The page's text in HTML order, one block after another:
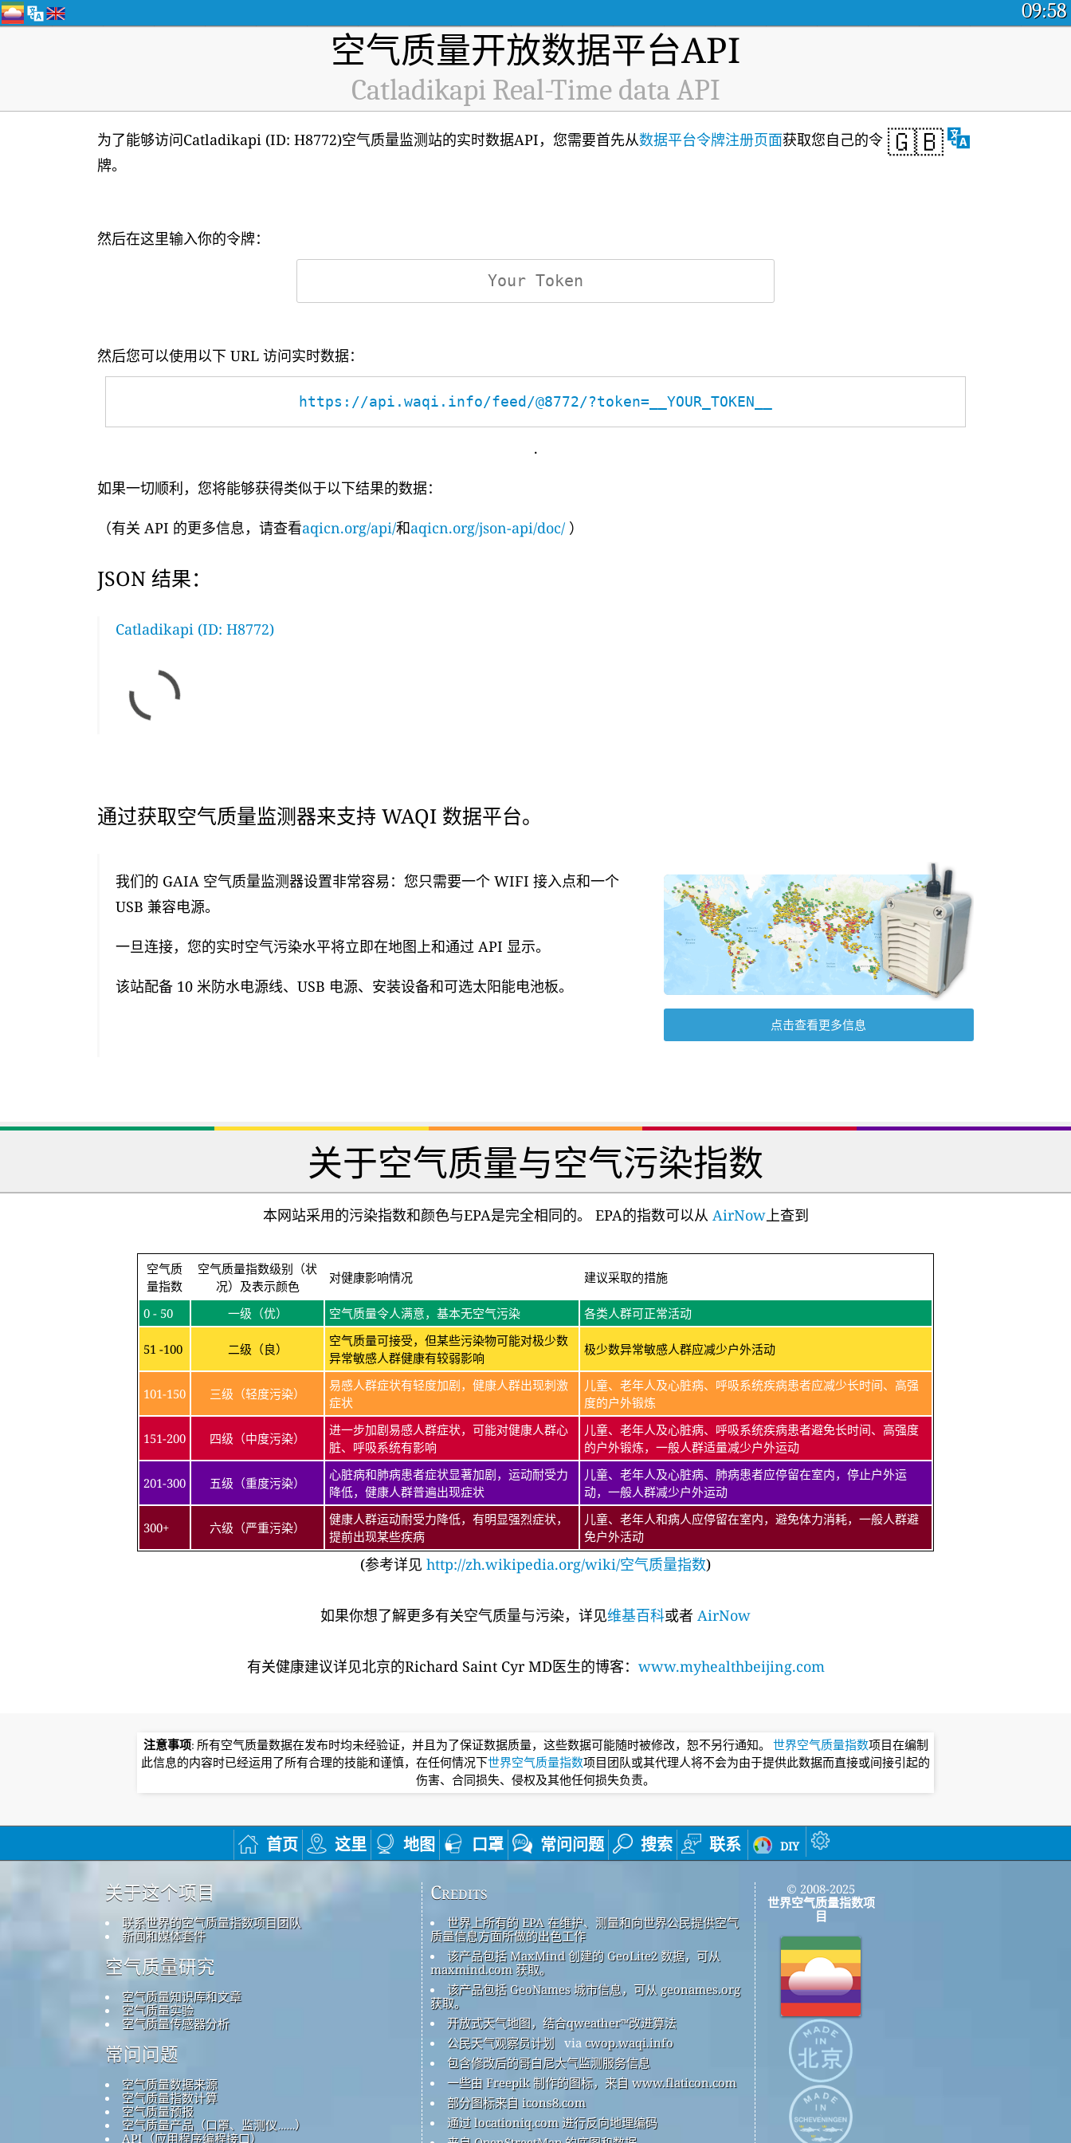
09:58
空气质量开放数据平台API
Catladikapi Real-Time data API
🇬🇧
为了能够访问Catladikapi (ID: H8772)空气质量监测站的实时数据API，您需要首先从数据平台令牌注册页面获取您自己的令
牌。
然后在这里输入你的令牌：
然后您可以使用以下 URL 访问实时数据：
https://api.waqi.info/feed/@8772/?token=__YOUR_TOKEN__
.
如果一切顺利，您将能够获得类似于以下结果的数据：
（有关 API 的更多信息，请查看aqicn.org/api/和aqicn.org/json-api/doc/ ）
JSON 结果：
Catladikapi (ID: H8772)
通过获取空气质量监测器来支持 WAQI 数据平台。
我们的 GAIA 空气质量监测器设置非常容易：您只需要一个 WIFI 接入点和一个
USB 兼容电源。
一旦连接，您的实时空气污染水平将立即在地图上和通过 API 显示。
该站配备 10 米防水电源线、USB 电源、安装设备和可选太阳能电池板。
点击查看更多信息
关于空气质量与空气污染指数
本网站采用的污染指数和颜色与EPA是完全相同的。 EPA的指数可以从 AirNow上查到
空气质
量指数
空气质量指数级别（状
况）及表示颜色
对健康影响情况 建议采取的措施
0 - 50 一级（优） 空气质量令人满意，基本无空气污染 各类人群可正常活动
51 -100 二级（良）
空气质量可接受，但某些污染物可能对极少数
异常敏感人群健康有较弱影响
极少数异常敏感人群应减少户外活动
101-150 三级（轻度污染）
易感人群症状有轻度加剧，健康人群出现刺激
症状
儿童、老年人及心脏病、呼吸系统疾病患者应减少长时间、高强
度的户外锻炼
151-200 四级（中度污染）
进一步加剧易感人群症状，可能对健康人群心
脏、呼吸系统有影响
儿童、老年人及心脏病、呼吸系统疾病患者避免长时间、高强度
的户外锻炼，一般人群适量减少户外运动
201-300 五级（重度污染）
心脏病和肺病患者症状显著加剧，运动耐受力
降低，健康人群普遍出现症状
儿童、老年人及心脏病、肺病患者应停留在室内，停止户外运
动，一般人群减少户外运动
300+ 六级（严重污染）
健康人群运动耐受力降低，有明显强烈症状，
提前出现某些疾病
儿童、老年人和病人应停留在室内，避免体力消耗，一般人群避
免户外活动
(参考详见 http://zh.wikipedia.org/wiki/空气质量指数)
如果你想了解更多有关空气质量与污染，详见维基百科或者 AirNow
有关健康建议详见北京的Richard Saint Cyr MD医生的博客： www.myhealthbeijing.com
注意事项: 所有空气质量数据在发布时均未经验证，并且为了保证数据质量，这些数据可能随时被修改，恕不另行通知。 世界空气质量指数项目在编制
此信息的内容时已经运用了所有合理的技能和谨慎，在任何情况下世界空气质量指数项目团队或其代理人将不会为由于提供此数据而直接或间接引起的
伤害、合同损失、侵权及其他任何损失负责。
首页 这里 地图 口罩 常问问题 搜索 联系 diy
关于这个项目
联系世界的空气质量指数项目团队
新闻和媒体套件
空气质量研究
空气质量知识库和文章
空气质量实验
空气质量传感器分析
常问问题
空气质量数据来源
空气质量指数计算
空气质量预报
空气质量产品（口罩、监测仪……）
API（应用程序编程接口）
Credits
世界上所有的 EPA 在维护、测量和向世界公民提供空气
质量信息方面所做的出色工作
该产品包括 MaxMind 创建的 GeoLite2 数据，可从
maxmind.com 获取。
该产品包括 GeoNames 城市信息，可从 geonames.org
获取。
开放式天气地图，结合qweather™改进算法
公民天气观察员计划 via cwop.waqi.info
包含修改后的哥白尼大气监测服务信息
一些由 Freepik 制作的图标，来自 www.flaticon.com
部分图标来自 icons8.com
通过 locationiq.com 进行反向地理编码
© 2008-2025
世界空气质量指数项
目